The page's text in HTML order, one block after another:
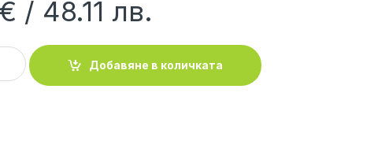
€ 48.11 лв.
BE :: Раница за лаптоп 15.6'', BACKPACK, NSS-19368B
Добавяне в количката